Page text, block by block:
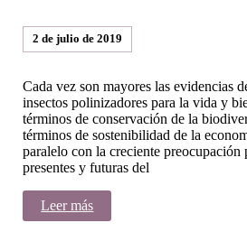
2 de julio de 2019
Cada vez son mayores las evidencias
insectos polinizadores para la vida y
términos de conservación de la
términos de sostenibilidad de la
paralelo con la creciente preocupación
presentes y futuras del
Leer más